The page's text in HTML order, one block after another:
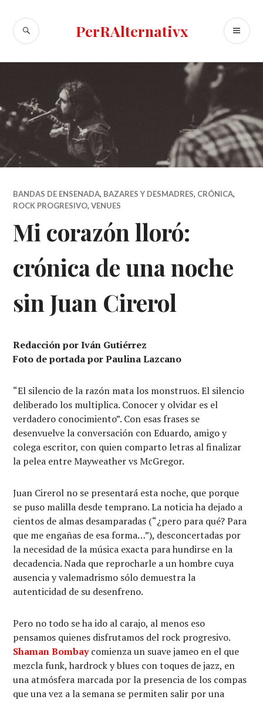
content
PerRAlternativx
SEARCH
BANDAS DE ENSENADA, BAZARES Y DESMADRES, CRÓNICA,
ROCK PROGRESIVO,VENUES
Mi corazón lloró:
crónica de una noche
sin Juan Cirerol
Redacción por Iván Gutiérrez
Foto de portada por Paulina Lazcano
“El silencio de la razón mata los monstruos. El silencio
deliberado los multiplica. Conocer y olvidar es el
verdadero conocimiento”. Con esas frases se
desenvuelve la conversación con Eduardo, amigo y
colega escritor, con quien comparto letras al finalizar
la pelea entre Mayweather vs McGregor.
Juan Cirerol no se presentará esta noche, que porque
se puso malilla desde temprano. La noticia ha dejado a
cientos de almas desamparadas (“¿pero para qué? Para
que me engañas de esa forma…”), desconcertadas por
la necesidad de la música exacta para hundirse en la
decadencia. Nada que reprocharle a un hombre cuya
ausencia y valemadrismo sólo demuestra la
autenticidad de su desenfreno.
Pero no todo se ha ido al carajo, al menos eso
pensamos quienes disfrutamos del rock progresivo.
Shaman Bombaycomienza un suave jameo en el que
mezcla funk, hardrock y blues con toques de jazz, en
una atmósfera marcada por la presencia de los compas
que una vez a la semana se permiten salir por una